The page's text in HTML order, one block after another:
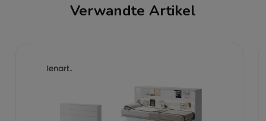
Verwandte Artikel